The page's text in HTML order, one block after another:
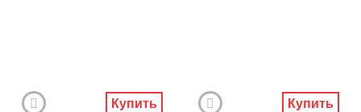
Купить Купить